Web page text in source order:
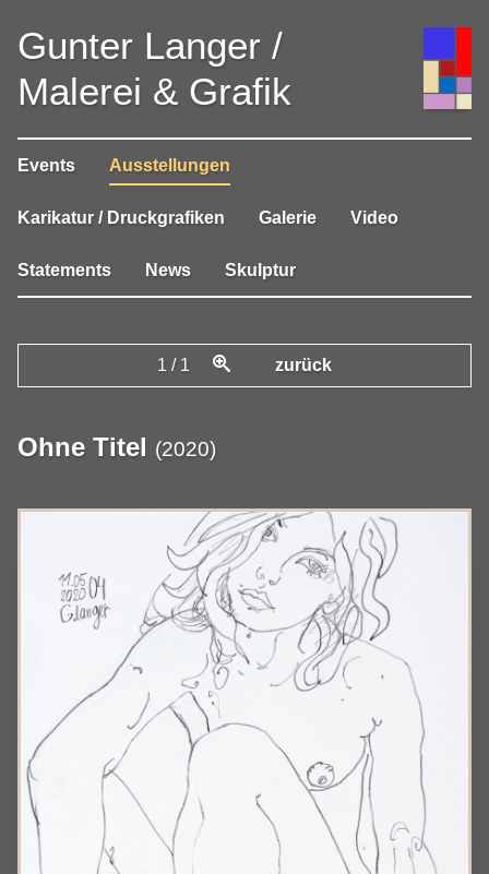
Gunter Langer /
Malerei & Grafik
Events Ausstellungen
Karikatur / Druckgrafiken Galerie Video
Statements News Skulptur
1 / 1 zurück
Ohne Titel (2020)